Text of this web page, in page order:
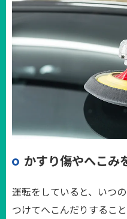
かすり傷やへこみ
運転をしていると、いつ
つけてへこんだりするこ